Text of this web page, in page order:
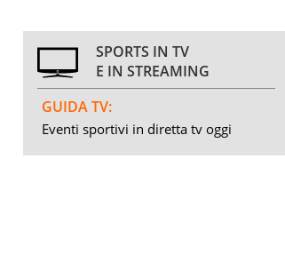
SPORTS IN TV
E IN STREAMING
GUIDA TV:
Eventi sportivi in diretta tv oggi